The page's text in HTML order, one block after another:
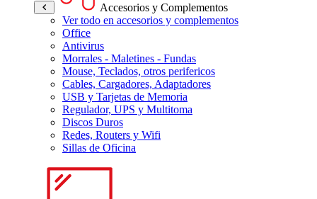
Accesorios y Complementos
Ver todo en accesorios y complementos
Office
Antivirus
Morrales - Maletines - Fundas
Mouse, Teclados, otros perifericos
Cables, Cargadores, Adaptadores
USB y Tarjetas de Memoria
Regulador, UPS y Multitoma
Discos Duros
Redes, Routers y Wifi
Sillas de Oficina